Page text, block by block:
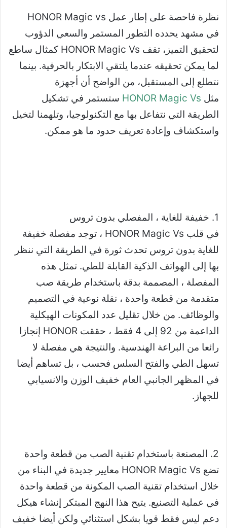
نظرة فاحصة على إطار عمل HONOR Magic vs
في مشهد يحدده التطور المستمر والسعي الدؤوب
لتحقيق التميز، تقف HONOR Magic Vs كمثال ساطع
لما يمكن تحقيقه عندما يلتقي الابتكار بالحرفية. بينما
نتطلع إلى المستقبل، من الواضح أن أجهزة
مثل HONOR Magic Vs ستستمر في تشكيل
الطريقة التي نتفاعل بها مع التكنولوجيا، وتلهمنا لتخيل
واستكشاف وإعادة تعريف حدود ما هو ممكن.
1. خفيفة للغاية ، المفصلي بدون تروس
في قلب HONOR Magic Vs ، توجد مفصلة خفيفة
للغاية بدون تروس تحدث ثورة في الطريقة التي ننظر
بها إلى الهواتف الذكية القابلة للطي. تمثل هذه
المفصلة ، المصممة بدقة باستخدام طريقة صب
متقدمة من قطعة واحدة ، نقلة نوعية في التصميم
والوظائف. من خلال تقليل عدد المكونات الهيكلية
الداعمة من 92 إلى 4 فقط ، حققت HONOR إنجازا
رائعا من البراعة الهندسية. والنتيجة هي مفصلة لا
تسهل الطي والفتح السلس فحسب ، بل تساهم أيضا
في المظهر الجانبي العام خفيف الوزن والانسيابي
للجهاز.
2. المصنعة باستخدام تقنية الصب من قطعة واحدة
تضع HONOR Magic Vs معايير جديدة في البناء من
خلال استخدام تقنية الصب المكونة من قطعة واحدة
في عملية التصنيع. يتيح هذا النهج المبتكر إنشاء هيكل
دعم ليس فقط قويا بشكل استثنائي ولكن أيضا خفيف